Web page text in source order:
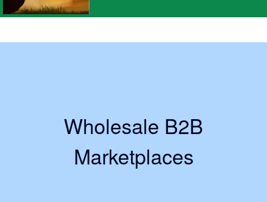
Wholesale B2B
Marketplaces